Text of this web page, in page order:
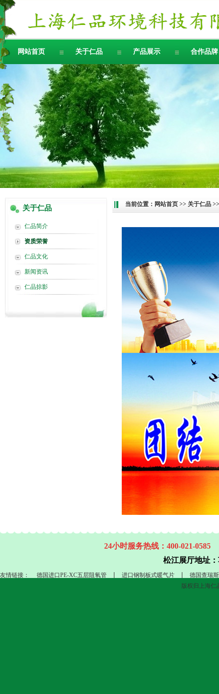
网站首页 关于仁品 产品展示 合作品牌
关于仁品
仁品简介
资质荣誉
仁品文化
新闻资讯
仁品掠影
当前位置： 网站首页 >> 关于仁品
24小时服务热线：400-021-0585
松江展厅地址：
友情链接： 德国进口PE-XC五层阻氧管 进口钢制板式暖气片
德国查瑞斯
版权归上海